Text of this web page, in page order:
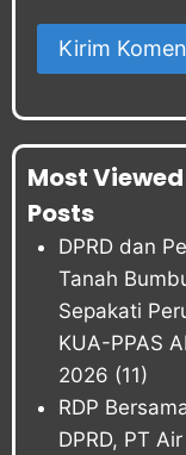
Most Viewed
Posts
DPRD dan
Tanah
Sepakati
KUA-PPAS
2026 (11)
RDP
DPRD, PT